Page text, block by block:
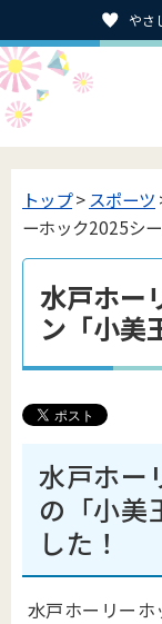
やさ
トップ> スポーツ
ーホック2025シ
水戸ホー
ン「小美
水戸ホー
の「小美
した！
水戸ホーリー